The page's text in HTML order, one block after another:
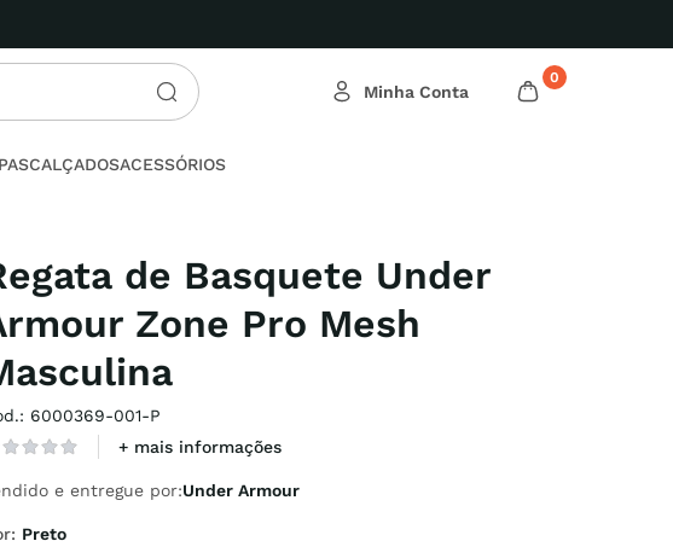
0
CALÇADOSACESSÓRIOS
de Basquete Under
Zone Pro Mesh
: 6000369-001-P
+ mais informações
e entregue por:Under Armour
: Preto